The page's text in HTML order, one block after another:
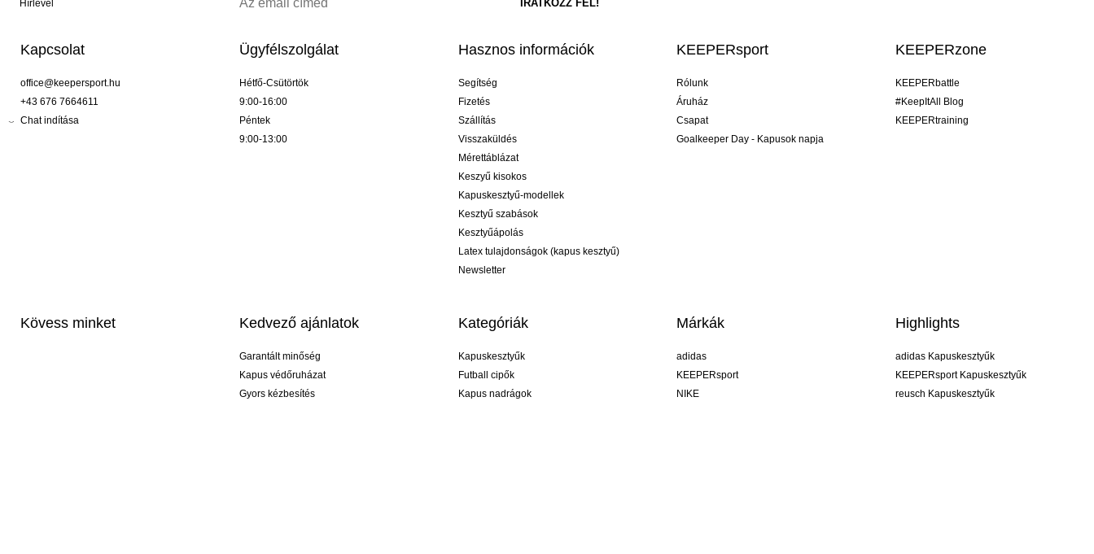
Hírlevél
Kapcsolat
office@keepersport.hu
+43 676 7664611
Chat indítása
Ügyfélszolgálat
Hétfő-Csütörtök
9:00-16:00
Péntek
9:00-13:00
Hasznos információk
Segítség
Fizetés
Szállítás
Visszaküldés
Mérettáblázat
Keszyű kisokos
Kapuskesztyű-modellek
Kesztyű szabások
Kesztyűápolás
Latex tulajdonságok (kapus kesztyű)
Newsletter
KEEPERsport
Rólunk
Áruház
Csapat
Goalkeeper Day - Kapusok napja
KEEPERzone
KEEPERbattle
#KeepItAll Blog
KEEPERtraining
Kövess minket Kedvező ajánlatok
Garantált minőség
Kapus védőruházat
Gyors kézbesítés
Kategóriák
Kapuskesztyűk
Futball cipők
Kapus nadrágok
Márkák
adidas
KEEPERsport
NIKE
Highlights
adidas Kapuskesztyűk
KEEPERsport Kapuskesztyűk
reusch Kapuskesztyűk